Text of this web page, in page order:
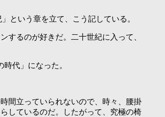
という章を立て、こう記している。
するのが好きだ。二十世紀に入って、
代」になった。
間立っていられないので、時々、腰掛
しているのだ。したがって、究極の椅